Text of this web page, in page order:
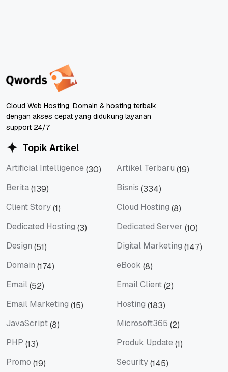
Cloud Web Hosting. Domain & hosting terbaik
dengan akses cepat yang didukung layanan
support 24/7
Topik Artikel
Artificial Intelligence (30) Artikel Terbaru (19)
Berita(139) Bisnis (334)
Client Story(1) Cloud Hosting (8)
Dedicated Hosting (3) Dedicated Server (10)
Design (51) Digital Marketing (147)
Domain (174) eBook (8)
Email(52) Email Client(2)
Email Marketing (15) Hosting (183)
JavaScript(8) Microsoft365 (2)
PHP (13) Produk Update (1)
Promo (19) Security(145)